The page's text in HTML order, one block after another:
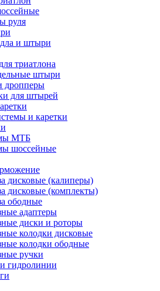
руля
и штыри
триатлона
штыри
для штырей
и каретки
МТБ
шоссейные
дисковые (калиперы)
дисковые (комплекты)
ободные
адаптеры
диски и роторы
колодки дисковые
колодки ободные
ручки
гидролинии